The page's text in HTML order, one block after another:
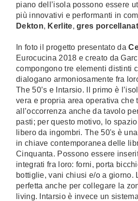
piano dell’isola possono essere
più innovativi e performanti in
Dekton, Kerlite,gres
In foto il progetto presentato da
Eurocucina 2018 e creato da
compongono tre elementi distinti
dialogano armoniosamente fra
The 50’s e Intarsio. Il primo è
vera e propria area operativa che
all’occorrenza anche da tavolo
pasti; per questo motivo, lo
libero da ingombri. The 50's è
in chiave contemporanea delle
Cinquanta. Possono essere
integrati fra loro: forni, porta
bottiglie, vani chiusi e/o a giorno.
perfetta anche per collegare la
living. Intarsio è invece un